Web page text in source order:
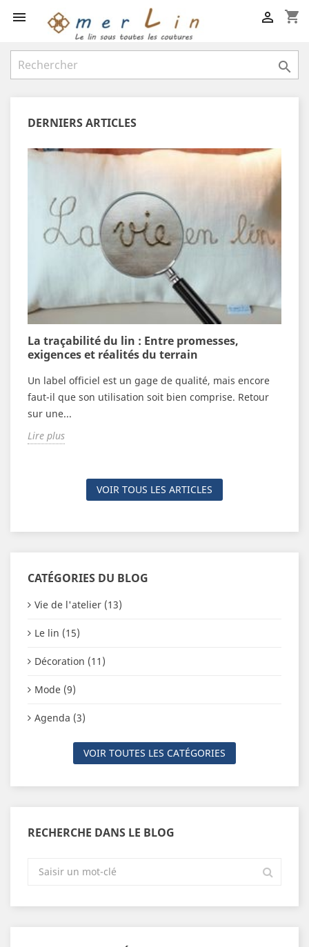
 shopping_cart


DERNIERS ARTICLES
La traçabilité du lin : Entre promesses,
exigences et réalités du terrain
Un label officiel est un gage de qualité, mais encore
faut-il que son utilisation soit bien comprise. Retour
sur une...
Lire plus
VOIR TOUS LES ARTICLES
CATÉGORIES DU BLOG
Vie de l'atelier (13)
Le lin (15)
Décoration (11)
Mode (9)
Agenda (3)
VOIR TOUTES LES CATÉGORIES
RECHERCHE DANS LE BLOG